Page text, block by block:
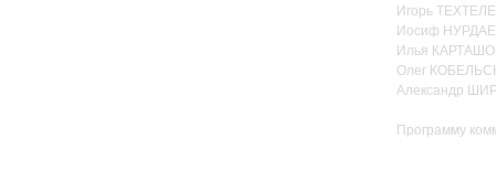
Игорь
Иосиф
Илья
Олег
Александр
Программу